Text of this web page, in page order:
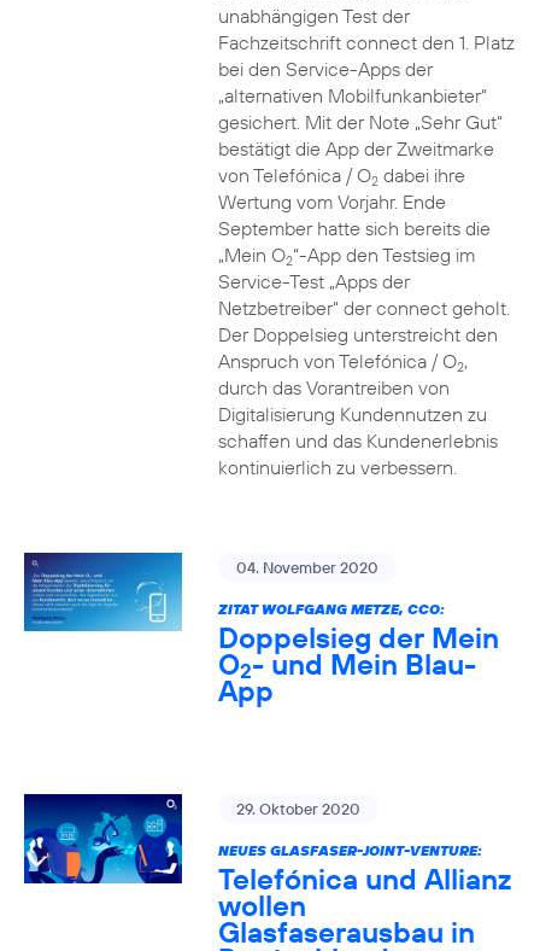
unabhängigen Test der
Fachzeitschrift connect den 1. Platz
bei den Service-Apps der
„alternativen Mobilfunkanbieter“
gesichert. Mit der Note „Sehr Gut“
bestätigt die App der Zweitmarke
von Telefónica / O2dabei ihre
Wertung vom Vorjahr. Ende
September hatte sich bereits die
„Mein O2“-App den Testsieg im
Service-Test „Apps der
Netzbetreiber“ der connect geholt.
Der Doppelsieg unterstreicht den
Anspruch von Telefónica / O2,
durch das Vorantreiben von
Digitalisierung Kundennutzen zu
schaffen und das Kundenerlebnis
kontinuierlich zu verbessern.
04. November 2020
ZITAT WOLFGANG METZE, CCO:
Doppelsieg der Mein
O2- und Mein Blau-
App
29. Oktober 2020
NEUES GLASFASER-JOINT-VENTURE:
Telefónica und Allianz
wollen
Glasfaserausbau in